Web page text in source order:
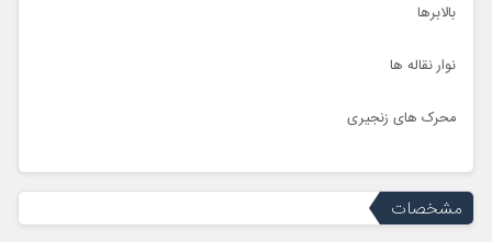
بالابرها
نوار نقاله ها
محرک های زنجیری
مشخصات